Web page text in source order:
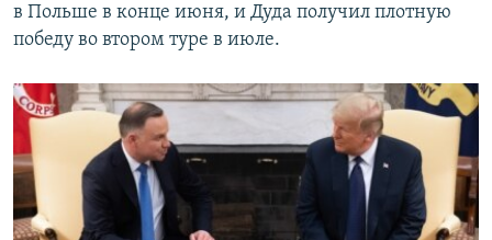
в Польше в конце июня, и Дуда получил плотную
победу во втором туре в июле.